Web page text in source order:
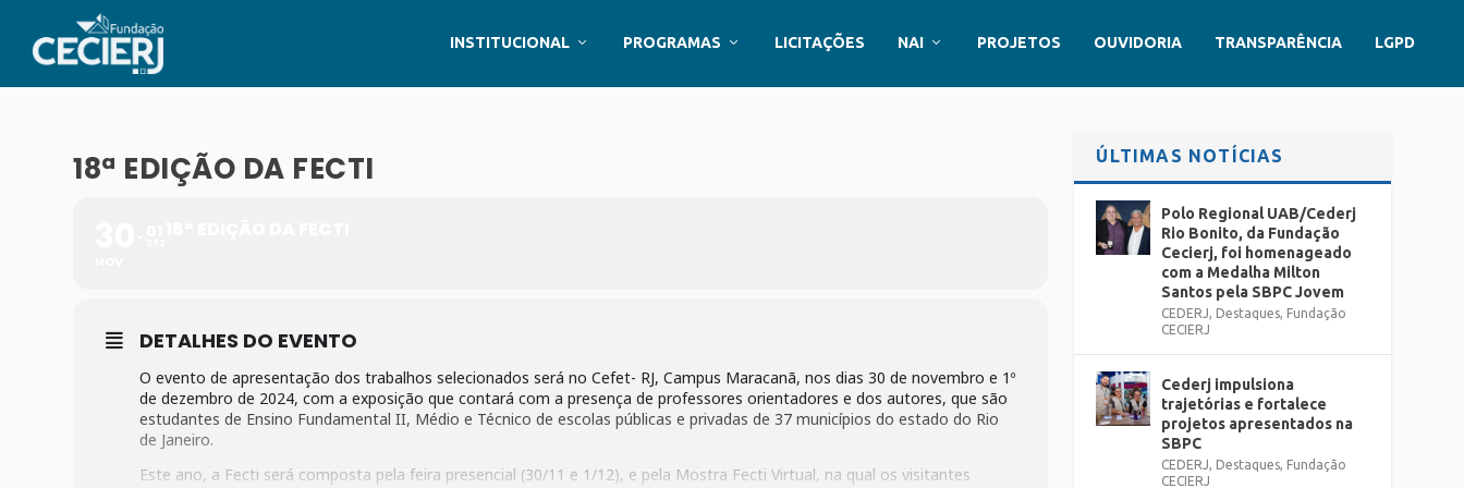
INSTITUCIONAL PROGRAMAS LICITAÇÕES NAI PROJETOS OUVIDORIA TRANSPARÊNCIA LGPD
18ª EDIÇÃO DA FECTI
DETALHES DO EVENTO
O evento de apresentação dos trabalhos selecionados será no Cefet- RJ, Campus Maracanã, nos dias 30 de novembro e 1º
de dezembro de 2024, com a exposição que contará com a presença de professores orientadores e dos autores, que são
estudantes de Ensino Fundamental II, Médio e Técnico de escolas públicas e privadas de 37 municípios do estado do Rio
de Janeiro.
Este ano, a Fecti será composta pela feira presencial (30/11 e 1/12), e pela Mostra Fecti Virtual, na qual os visitantes
ÚLTIMAS NOTÍCIAS
Polo Regional UAB/Cederj
Rio Bonito, da Fundação
Cecierj, foi homenageado
com a Medalha Milton
Santos pela SBPC Jovem
CEDERJ, Destaques, Fundação
CECIERJ
Cederj impulsiona
trajetórias e fortalece
projetos apresentados na
SBPC
CEDERJ, Destaques, Fundação
CECIERJ